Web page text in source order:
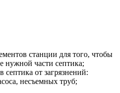
станции для того, чтобы
нужной части септика;
септика от загрязнений:
несъемных труб;